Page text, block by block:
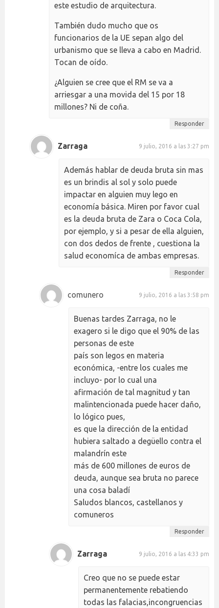
este estudio de arquitectura.
También dudo mucho que os
funcionarios de la UE sepan algo del
urbanismo que se lleva a cabo en Madrid.
Tocan de oído.
¿Alguien se cree que el RM se va a
arriesgar a una movida del 15 por 18
millones? Ni de coña.
Responder
Zarraga 9 julio, 2016 a las 3:27 pm
Además hablar de deuda bruta sin mas
es un brindis al sol y solo puede
impactar en alguien muy lego en
economía básica. Miren por favor cual
es la deuda bruta de Zara o Coca Cola,
por ejemplo, y si a pesar de ella alguien,
con dos dedos de frente , cuestiona la
salud economíca de ambas empresas.
Responder
comunero 9 julio, 2016 a las 3:58 pm
Buenas tardes Zarraga, no le
exagero si le digo que el 90% de las
personas de este
país son legos en materia
económica, -entre los cuales me
incluyo- por lo cual una
afirmación de tal magnitud y tan
malintencionada puede hacer daño,
lo lógico pues,
es que la dirección de la entidad
hubiera saltado a degüello contra el
malandrín este
más de 600 millones de euros de
deuda, aunque sea bruta no parece
una cosa baladí
Saludos blancos, castellanos y
comuneros
Responder
Zarraga 9 julio, 2016 a las 4:33 pm
Creo que no se puede estar
permanentemente rebatiendo
todas las falacias,incongruencias